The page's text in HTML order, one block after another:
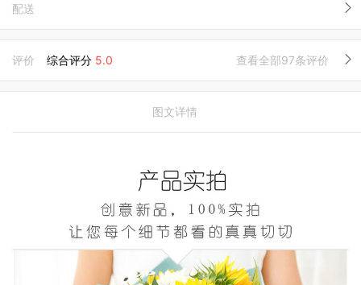
配送
评价 综合评分 5.0 查看全部97条评价
图文详情